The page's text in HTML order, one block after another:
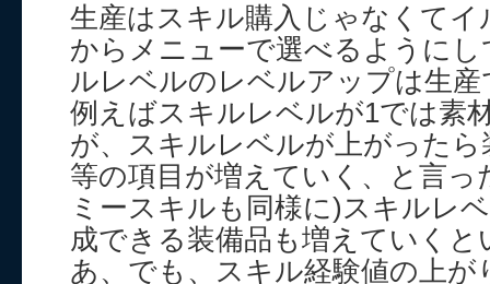
生産はスキル購入じゃなくて
からメニューで選べるように
ルレベルのレベルアップは生
例えばスキルレベルが1では素
が、スキルレベルが上がったら
等の項目が増えていく、と言っ
ミースキルも同様に)スキルレ
成できる装備品も増えていくと
あ、でも、スキル経験値の上が